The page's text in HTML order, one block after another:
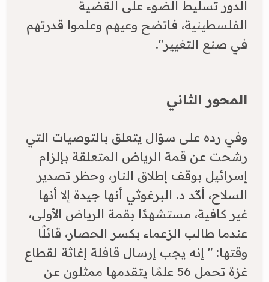
الدور تسليط الضوء على القضية
الفلسطينية، فاتضح وعيهم وعلموا قدرتهم
في صنع التغيير".
المحور الثاني
​وفي رده على سؤال يتعلق بالتوصيات التي
رشحت عن قمة الرياض المتعلقة بإلزام
إسرائيل بوقف إطلاق النار، وحظر تصدير
السلاح، أكّد د. البرغوثي أنها جيدة إلا أنها
غير كافية، مستشهدًا بقمة الرياض الأولى،
عندما طالب الزعماء بكسر الحصار، قائلًا
وقتها: " إنه يجب إرسال قافلة إغاثة لقطاع
غزة تحمل 56 علمًا يتقدمها ممثلون عن